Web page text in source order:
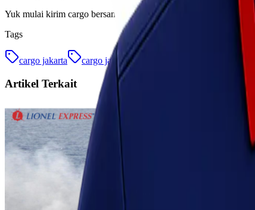
Yuk mulai kirim cargo bersama Lionel Express dan pastikan
Tags
cargo jakarta cargo jakarta tanjung pinang ekspedisi
Artikel Terkait